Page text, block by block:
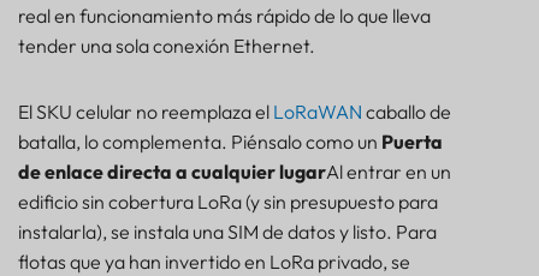
real en funcionamiento más rápido de lo que lleva
tender una sola conexión Ethernet.
El SKU celular no reemplaza el LoRaWAN caballo de
batalla, lo complementa. Piénsalo como un Puerta
de enlace directa a cualquier lugarAl entrar en un
edificio sin cobertura LoRa (y sin presupuesto para
instalarla), se instala una SIM de datos y listo. Para
flotas que ya han invertido en LoRa privado, se